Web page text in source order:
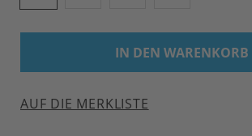
IN DEN WARENKORB
AUF DIE MERKLISTE